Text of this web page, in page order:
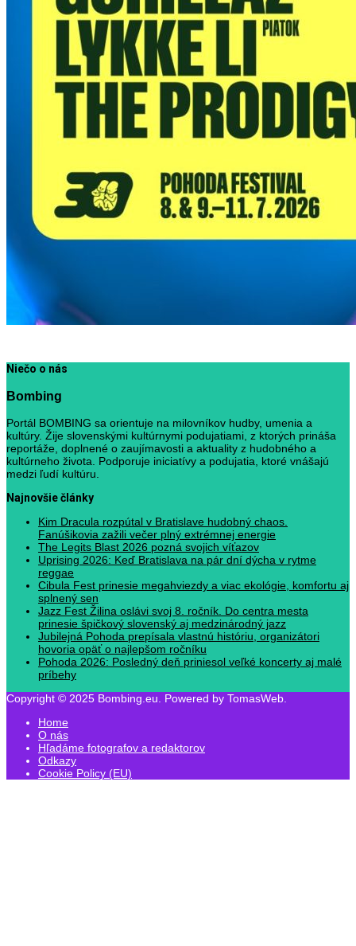
Niečo o nás
Bombing
Portál BOMBING sa orientuje na milovníkov hudby, umenia a
kultúry. Žije slovenskými kultúrnymi podujatiami, z ktorých prináša
reportáže, doplnené o zaujímavosti a aktuality z hudobného a
kultúrneho života. Podporuje iniciatívy a podujatia, ktoré vnášajú
medzi ľudí kultúru.
Najnovšie články
Kim Dracula rozpútal v Bratislave hudobný chaos.
Fanúšikovia zažili večer plný extrémnej energie
The Legits Blast 2026 pozná svojich víťazov
Uprising 2026: Keď Bratislava na pár dní dýcha v rytme
reggae
Cibula Fest prinesie megahviezdy a viac ekológie, komfortu aj
splnený sen
Jazz Fest Žilina oslávi svoj 8. ročník. Do centra mesta
prinesie špičkový slovenský aj medzinárodný jazz
Jubilejná Pohoda prepísala vlastnú históriu, organizátori
hovoria opäť o najlepšom ročníku
Pohoda 2026: Posledný deň priniesol veľké koncerty aj malé
príbehy
Copyright © 2025 Bombing.eu. Powered by TomasWeb.
Home
O nás
Hľadáme fotografov a redaktorov
Odkazy
Cookie Policy (EU)